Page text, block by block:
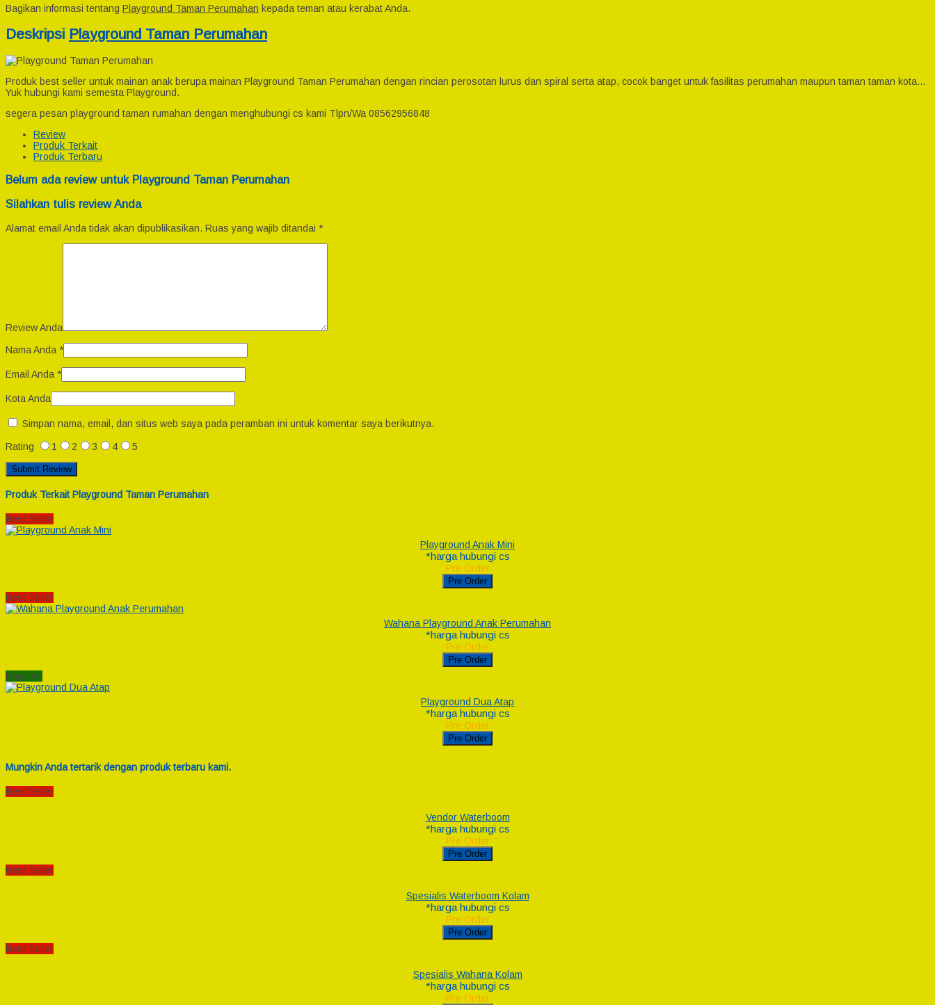
Bagikan informasi tentang Playground Taman Perumahan kepada teman atau kerabat Anda.
Deskripsi Playground Taman Perumahan
Produk best seller untuk mainan anak berupa mainan Playground Taman Perumahan dengan rincian perosotan lurus dan spiral serta atap, cocok banget untuk fasilitas perumahan maupun taman taman kota…
Yuk hubungi kami semesta Playground.
segera pesan playground taman rumahan dengan menghubungi cs kami Tlpn/Wa 08562956848
Review
Produk Terkait
Produk Terbaru
Belum ada review untuk Playground Taman Perumahan
Silahkan tulis review Anda
Alamat email Anda tidak akan dipublikasikan. Ruas yang wajib ditandai *
Review Anda
Nama Anda *
Email Anda *
Kota Anda
Simpan nama, email, dan situs web saya pada peramban ini untuk komentar saya berikutnya.
Rating 1 2 3 4 5
Produk Terkait Playground Taman Perumahan
Best Seller
Playground Anak Mini
*harga hubungi cs
Pre Order
Pre Order
Best Seller
Wahana Playground Anak Perumahan
*harga hubungi cs
Pre Order
Pre Order
Popular!
Playground Dua Atap
*harga hubungi cs
Pre Order
Pre Order
Mungkin Anda tertarik dengan produk terbaru kami.
Best Seller
Vendor Waterboom
*harga hubungi cs
Pre Order
Pre Order
Best Seller
Spesialis Waterboom Kolam
*harga hubungi cs
Pre Order
Pre Order
Best Seller
Spesialis Wahana Kolam
*harga hubungi cs
Pre Order